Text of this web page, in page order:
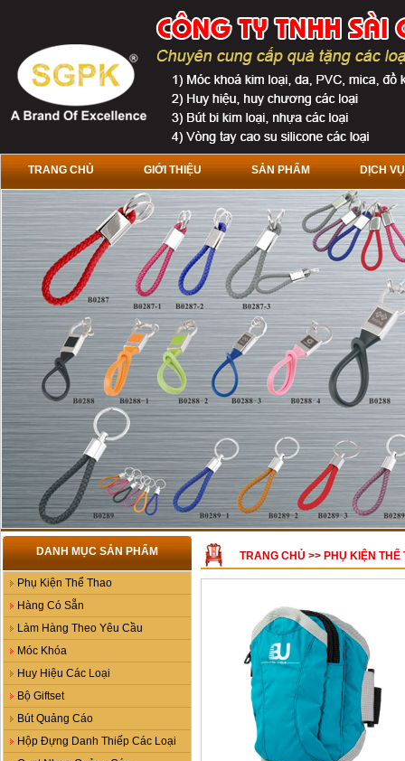
TRANG CHỦ GIỚI THIỆU SẢN PHẨM DỊCH VỤ
DANH MỤC SẢN PHẨM
Phụ Kiện Thể Thao
Hàng Có Sẵn
Làm Hàng Theo Yêu Cầu
Móc Khóa
Huy Hiệu Các Loại
Bộ Giftset
Bút Quảng Cáo
Hộp Đựng Danh Thiếp Các Loại
TRANG CHỦ >> PHỤ KIỆN THỂ